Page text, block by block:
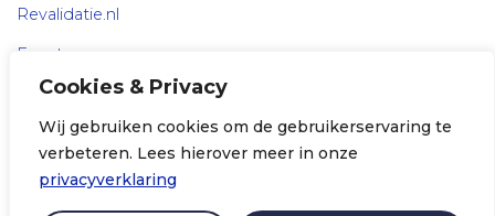
Cookies & Privacy
Wij gebruiken cookies om de gebruikerservaring te
verbeteren. Lees hierover meer in onze
privacyverklaring
Revalidatie.nl
Events
Nieuws
Contact
Algemeen